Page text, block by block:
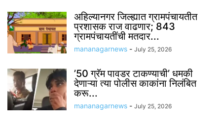
अहिल्यानगर जिल्ह्यात ग्रामपंचायतीत
प्रशासक राज वाढणार; 843
ग्रामपंचायतींची मतदार...
mananagarnews - July 25, 2026
’50 ग्रॅम पावडर टाकण्याची’ धमकी
देणाऱ्या त्या पोलीस काकांना निलंबित
करू...
mananagarnews - July 25, 2026